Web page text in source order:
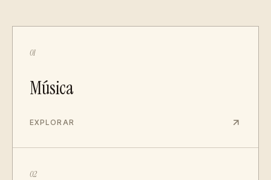
01
Música
EXPLORAR
02